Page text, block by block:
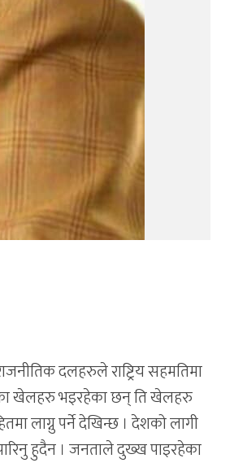
दलहरुले राष्ट्रिय सहमतिमा
खेलहरु भइरहेका छन् ति खेलहरु
लाग्नु पर्ने देखिन्छ । देशको लागी
हुदैन । जनताले दुख्ख पाइरहेका